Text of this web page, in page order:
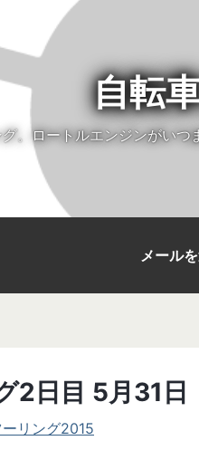
自転
。ロートルエンジンがいつ
メール
2日目 5月31日
リング2015